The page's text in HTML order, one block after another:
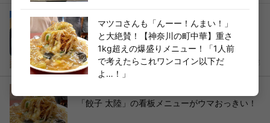
マツコさんも「んーー！んまい！」
と大絶賛！【神奈川の町中華】重さ
1kg超えの爆盛りメニュー！「1人前
で考えたらこれワンコイン以下だ
よ…！」
【新横浜】月1回しか食べられない幻の一皿！
「淡路島カレー」実食レポ＆絶品トッピング
2026年05月12日 ヨムーノ 編集部
「餃子 太陸」の看板メニューがウマおっきい！